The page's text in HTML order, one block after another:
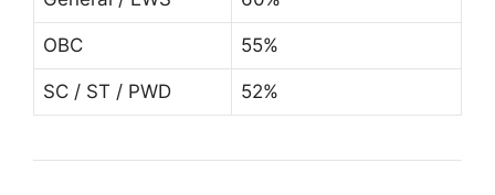
OBC 55%
SC / ST / PWD 52%